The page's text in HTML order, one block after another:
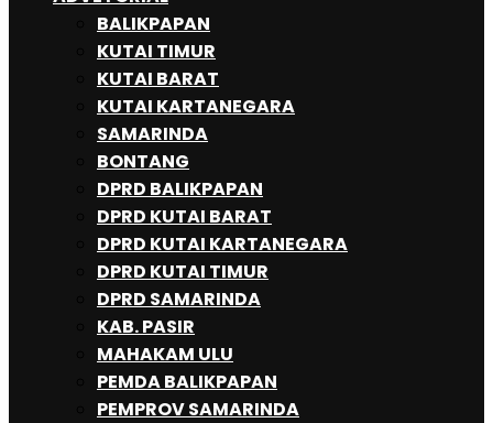
BALIKPAPAN
KUTAI TIMUR
KUTAI BARAT
KUTAI KARTANEGARA
SAMARINDA
BONTANG
DPRD BALIKPAPAN
DPRD KUTAI BARAT
DPRD KUTAI KARTANEGARA
DPRD KUTAI TIMUR
DPRD SAMARINDA
KAB. PASIR
MAHAKAM ULU
PEMDA BALIKPAPAN
PEMPROV SAMARINDA